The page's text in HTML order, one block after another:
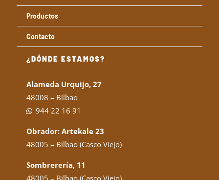
Productos
Contacto
¿DÓNDE ESTAMOS?
Alameda Urquijo, 27
48008 – Bilbao
944 22 16 91
Obrador: Artekale 23
48005 – Bilbao (Casco Viejo)
Sombrerería, 11
48005 – Bilbao (Casco Viejo)